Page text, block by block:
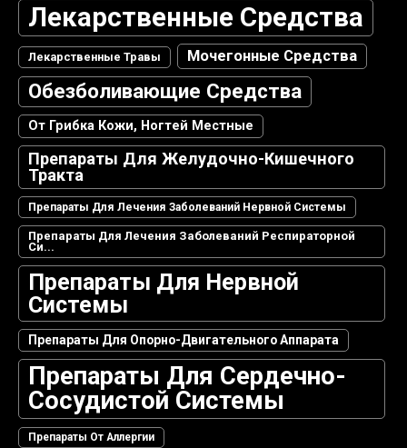
Лекарственные Средства
Лекарственные Травы Мочегонные Средства
Обезболивающие Средства
От Грибка Кожи, Ногтей Местные
Препараты Для Желудочно-Кишечного
Тракта
Препараты Для Лечения Заболеваний Нервной Системы
Препараты Для Лечения Заболеваний Респираторной
Си...
Препараты Для Нервной
Системы
Препараты Для Опорно-Двигательного Аппарата
Препараты Для Сердечно-
Сосудистой Системы
Препараты От Аллергии